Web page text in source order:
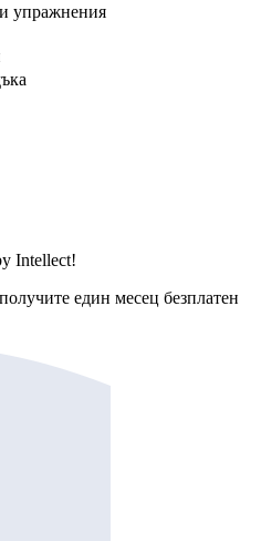
упражнения
Intellect!
един месец безплатен